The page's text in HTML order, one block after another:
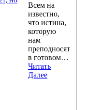
Всем на
известно,
что истина,
которую
нам
преподносят
в готовом…
Читать
Далее